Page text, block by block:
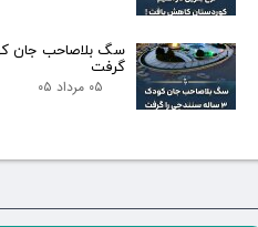
گرفت
۰۵ مرداد ۰۵